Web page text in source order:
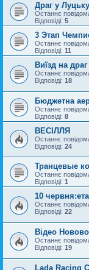
Драг у
Останнє
Відповіді: 5
3 Этап
Останнє
Відповіді: 11
Виїзд на
Останнє
Відповіді: 18
Бюджетна
Останнє
Відповіді: 8
ВЕСІЛЛЯ
Останнє
Відповіді: 24
Транцевые
Останнє
Відповіді: 1
10
Останнє
Відповіді: 22
Відео
Останнє
Відповіді: 19
Lada Racing